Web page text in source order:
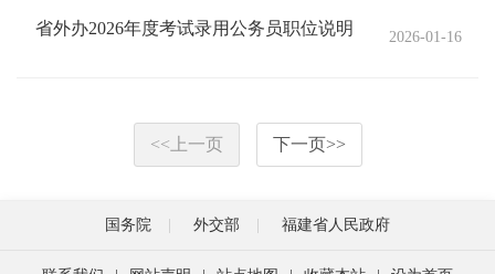
省外办2026年度考试录用公务员职位说明 2026-01-16
<< 上一页 下一页>>
国务院 外交部 福建省人民政府